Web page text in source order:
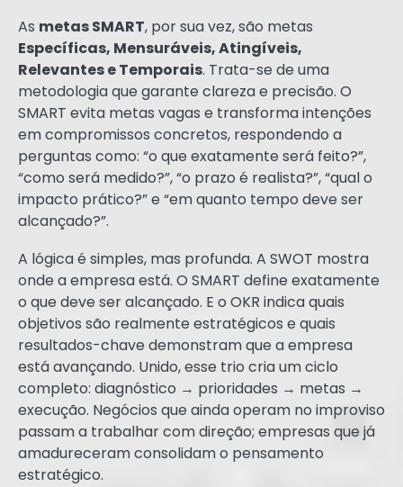
As metas SMART, por sua vez, são metas
Específicas, Mensuráveis, Atingíveis,
Relevantes e Temporais. Trata-se de uma
metodologia que garante clareza e precisão. O
SMART evita metas vagas e transforma intenções
em compromissos concretos, respondendo a
perguntas como: “o que exatamente será feito?”,
“como será medido?”, “o prazo é realista?”, “qual o
impacto prático?” e “em quanto tempo deve ser
alcançado?”.
A lógica é simples, mas profunda. A SWOT mostra
onde a empresa está. O SMART define exatamente
o que deve ser alcançado. E o OKR indica quais
objetivos são realmente estratégicos e quais
resultados-chave demonstram que a empresa
está avançando. Unido, esse trio cria um ciclo
completo: diagnóstico → prioridades → metas →
execução. Negócios que ainda operam no improviso
passam a trabalhar com direção; empresas que já
amadureceram consolidam o pensamento
estratégico.